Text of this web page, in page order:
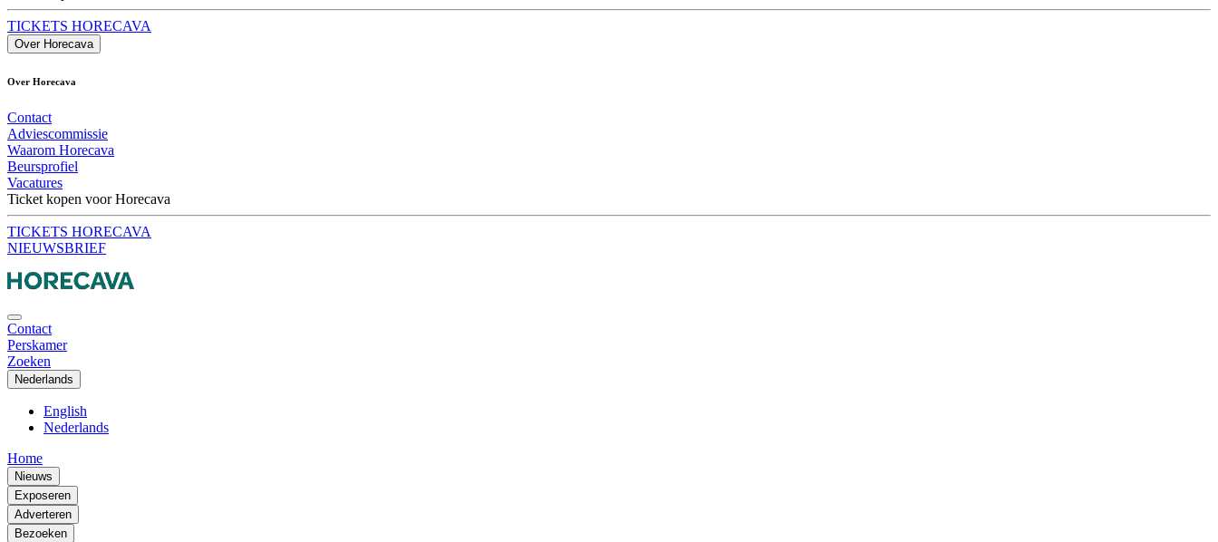
TICKETS HORECAVA
Over Horecava
Over Horecava
Contact
Adviescommissie
Waarom Horecava
Beursprofiel
Vacatures
Ticket kopen voor Horecava
TICKETS HORECAVA
NIEUWSBRIEF
Contact
Perskamer
Zoeken
Nederlands
English
Nederlands
Home
Nieuws
Exposeren
Adverteren
Bezoeken